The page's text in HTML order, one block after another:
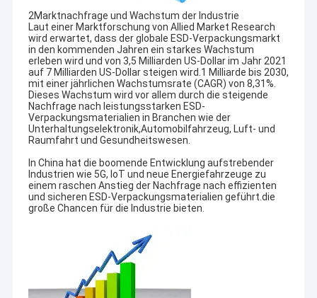
2Marktnachfrage und Wachstum der Industrie
Laut einer Marktforschung von Allied Market Research
wird erwartet, dass der globale ESD-Verpackungsmarkt
in den kommenden Jahren ein starkes Wachstum
erleben wird und von 3,5 Milliarden US-Dollar im Jahr 2021
auf 7 Milliarden US-Dollar steigen wird.1 Milliarde bis 2030,
mit einer jährlichen Wachstumsrate (CAGR) von 8,31%.
Dieses Wachstum wird vor allem durch die steigende
Nachfrage nach leistungsstarken ESD-
Verpackungsmaterialien in Branchen wie der
Unterhaltungselektronik,Automobilfahrzeug, Luft- und
Raumfahrt und Gesundheitswesen.
In China hat die boomende Entwicklung aufstrebender
Industrien wie 5G, IoT und neue Energiefahrzeuge zu
einem raschen Anstieg der Nachfrage nach effizienten
und sicheren ESD-Verpackungsmaterialien geführt.die
große Chancen für die Industrie bieten.